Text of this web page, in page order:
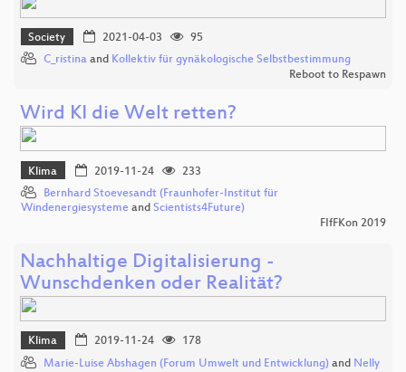
Society 2021-04-03
95
C_ristina and Kollektiv für gynäkologische Selbstbestimmung
Reboot to Respawn
Wird KI die Welt retten?
Klima 2019-11-24
233
Bernhard Stoevesandt (Fraunhofer-Institut für
Windenergiesysteme and Scientists4Future)
FIfFKon 2019
Nachhaltige Digitalisierung -
Wunschdenken oder Realität?
Klima 2019-11-24
178
Marie-Luise Abshagen (Forum Umwelt und Entwicklung) and Nelly